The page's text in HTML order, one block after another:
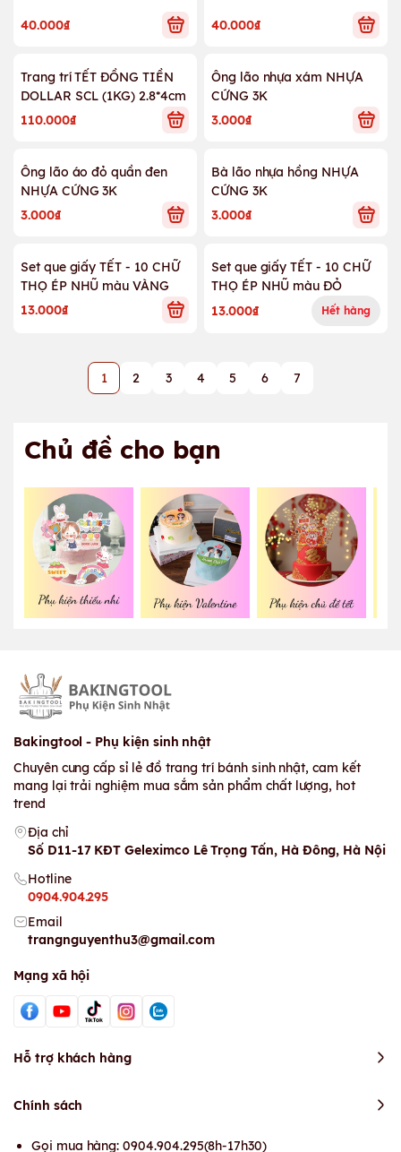
40.000₫ 40.000₫
Trang trí TẾT ĐỒNG TIỀN
DOLLAR SCL (1KG) 2.8*4cm
110.000₫
Ông lão nhựa xám NHỰA
CỨNG 3K
3.000₫
Ông lão áo đỏ quần đen
NHỰA CỨNG 3K
3.000₫
Bà lão nhựa hồng NHỰA
CỨNG 3K
3.000₫
Set que giấy TẾT - 10 CHỮ
THỌ ÉP NHŨ màu VÀNG
13.000₫
Set que giấy TẾT - 10 CHỮ
THỌ ÉP NHŨ màu ĐỎ
13.000₫
Hết hàng
1 2 3 4 5 6 7
Chủ đề cho bạn
Bakingtool - Phụ kiện sinh nhật
Chuyên cung cấp sỉ lẻ đồ trang trí bánh sinh nhật, cam kết
mang lại trải nghiệm mua sắm sản phẩm chất lượng, hot
trend
Địa chỉ
Số D11-17 KĐT Geleximco Lê Trọng Tấn, Hà Đông, Hà Nội
Hotline
0904.904.295
Email
trangnguyenthu3@gmail.com
Mạng xã hội
Hỗ trợ khách hàng
Chính sách
Gọi mua hàng: 0904.904.295(8h-17h30)